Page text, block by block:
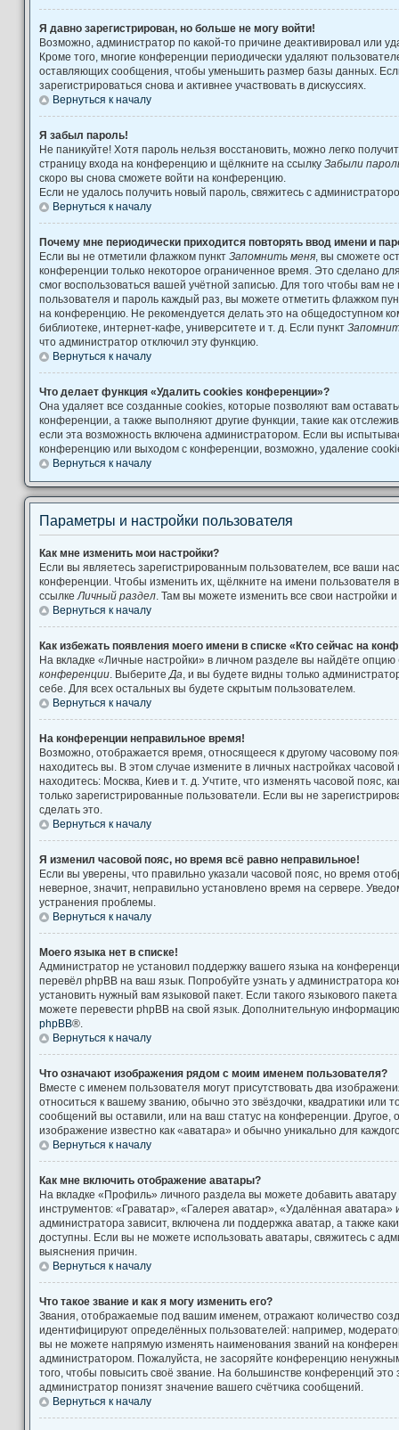
Я давно зарегистрирован, но больше не могу войти!
Возможно, администратор по какой-то причине деактивировал или
Кроме того, многие конференции периодически удаляют
оставляющих сообщения, чтобы уменьшить размер базы данных.
зарегистрироваться снова и активнее участвовать в дискуссиях.
Вернуться к началу
Я забыл пароль!
Не паникуйте! Хотя пароль нельзя восстановить, можно легко
страницу входа на конференцию и щёлкните на ссылку Забыли
скоро вы снова сможете войти на конференцию.
Если не удалось получить новый пароль, свяжитесь с
Вернуться к началу
Почему мне периодически приходится повторять ввод имени и
Если вы не отметили флажком пункт Запомнить меня , вы сможете
конференции только некоторое ограниченное время. Это сделано
смог воспользоваться вашей учётной записью. Для того чтобы вам
пользователя и пароль каждый раз, вы можете отметить флажком
на конференцию. Не рекомендуется делать это на общедоступном
библиотеке, интернет-кафе, университете и т. д. Если пункт
что администратор отключил эту функцию.
Вернуться к началу
Что делает функция «Удалить cookies конференции»?
Она удаляет все созданные cookies, которые позволяют вам
конференции, а также выполняют другие функции, такие как
если эта возможность включена администратором. Если вы
конференцию или выходом с конференции, возможно, удаление
Вернуться к началу
Параметры и настройки пользователя
Как мне изменить мои настройки?
Если вы являетесь зарегистрированным пользователем, все ваши
конференции. Чтобы изменить их, щёлкните на имени пользователя
ссылке Личный раздел . Там вы можете изменить все свои настройки
Вернуться к началу
Как избежать появления моего имени в списке «Кто сейчас на
На вкладке «Личные настройки» в личном разделе вы найдёте опцию
конференции . Выберите Да , и вы будете видны только
себе. Для всех остальных вы будете скрытым пользователем.
Вернуться к началу
На конференции неправильное время!
Возможно, отображается время, относящееся к другому часовому
находитесь вы. В этом случае измените в личных настройках часовой
находитесь: Москва, Киев и т. д. Учтите, что изменять часовой пояс,
только зарегистрированные пользователи. Если вы не
сделать это.
Вернуться к началу
Я изменил часовой пояс, но время всё равно неправильное!
Если вы уверены, что правильно указали часовой пояс, но время
неверное, значит, неправильно установлено время на сервере.
устранения проблемы.
Вернуться к началу
Моего языка нет в списке!
Администратор не установил поддержку вашего языка на
перевёл phpBB на ваш язык. Попробуйте узнать у администратора
установить нужный вам языковой пакет. Если такого языкового
можете перевести phpBB на свой язык. Дополнительную
phpBB®.
Вернуться к началу
Что означают изображения рядом с моим именем пользователя?
Вместе с именем пользователя могут присутствовать два
относиться к вашему званию, обычно это звёздочки, квадратики или
сообщений вы оставили, или на ваш статус на конференции. Другое,
изображение известно как «аватара» и обычно уникально для
Вернуться к началу
Как мне включить отображение аватары?
На вкладке «Профиль» личного раздела вы можете добавить
инструментов: «Граватар», «Галерея аватар», «Удалённая
администратора зависит, включена ли поддержка аватар, а также
доступны. Если вы не можете использовать аватары, свяжитесь с
выяснения причин.
Вернуться к началу
Что такое звание и как я могу изменить его?
Звания, отображаемые под вашим именем, отражают количество
идентифицируют определённых пользователей: например,
вы не можете напрямую изменять наименования званий на
администратором. Пожалуйста, не засоряйте конференцию
того, чтобы повысить своё звание. На большинстве конференций
администратор понизят значение вашего счётчика сообщений.
Вернуться к началу